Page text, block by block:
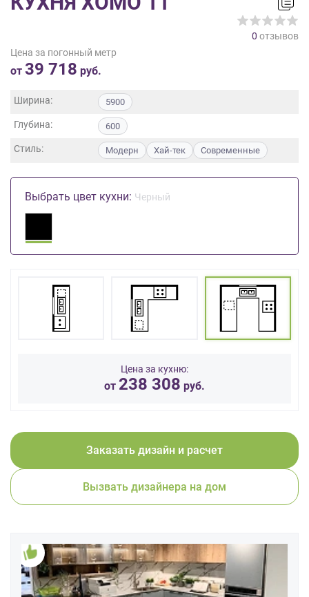
0 отзывов
Цена за погонный метр
от 39 718 руб.
Ширина: 5900
Глубина: 600
Стиль: Модерн Хай-тек Современные
Выбрать цвет кухни: Черный
Цена за кухню:
от 238 308 руб.
Заказать дизайн и расчет
Вызвать дизайнера на дом
данных ,
Согласие
обработку
данных
порядке
условиях
персональных